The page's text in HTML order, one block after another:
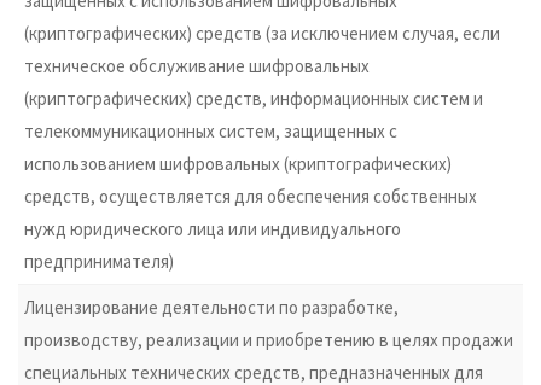
(криптографических) средств (за исключением случая, если
техническое обслуживание шифровальных
(криптографических) средств, информационных систем и
телекоммуникационных систем, защищенных с
использованием шифровальных (криптографических)
средств, осуществляется для обеспечения собственных
нужд юридического лица или индивидуального
предпринимателя)
Лицензирование деятельности по разработке,
производству, реализации и приобретению в целях продажи
специальных технических средств, предназначенных для